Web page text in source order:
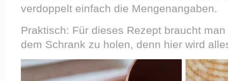
verdoppelt einfach die Mengenangaben.
Praktisch: Für dieses Rezept braucht
dem Schrank zu holen, denn hier wird